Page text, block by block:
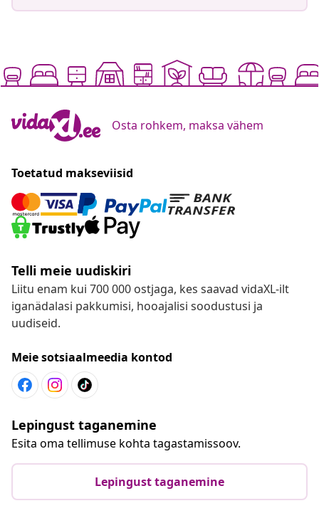
Osta rohkem, maksa vähem
Toetatud makseviisid
Telli meie uudiskiri
Liitu enam kui 700 000 ostjaga, kes saavad vidaXL-ilt
iganädalasi pakkumisi, hooajalisi soodustusi ja
uudiseid.
Meie sotsiaalmeedia kontod
Lepingust taganemine
Esita oma tellimuse kohta tagastamissoov.
Lepingust taganemine